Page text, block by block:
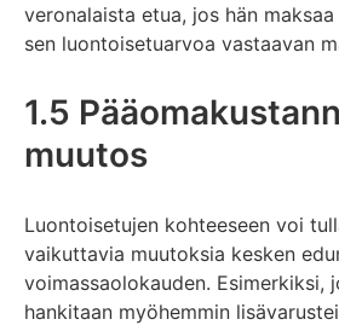
veronalaista etua, jos hän
sen luontoisetuarvoa vastaavan
1.5
muutos
Luontoisetujen kohteeseen voi
vaikuttavia muutoksia kesken
voimassaolokauden. Esimerkiksi,
hankitaan myöhemmin